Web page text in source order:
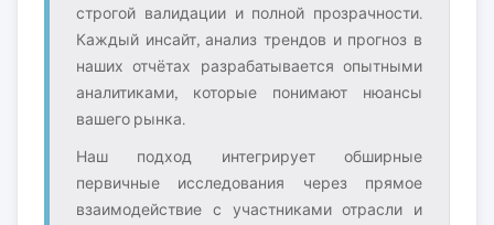
строгой валидации и полной прозрачности.
Каждый инсайт, анализ трендов и прогноз в
наших отчётах разрабатывается опытными
аналитиками, которые понимают нюансы
вашего рынка.
Наш подход интегрирует обширные
первичные исследования через прямое
взаимодействие с участниками отрасли и